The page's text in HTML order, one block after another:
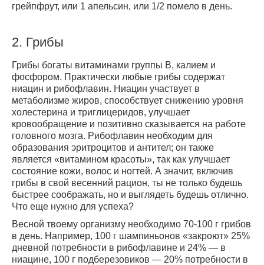
грейпфрут, или 1 апельсин, или 1/2 помело в день.
2. Грибы
Грибы богаты витаминами группы В, калием и
фосфором. Практически любые грибы содержат
ниацин и рибофлавин. Ниацин участвует в
метаболизме жиров, способствует снижению уровня
холестерина и триглицеридов, улучшает
кровообращение и позитивно сказывается на работе
головного мозга. Рибофлавин необходим для
образования эритроцитов и антител; он также
является «витамином красоты», так как улучшает
состояние кожи, волос и ногтей. А значит, включив
грибы в свой весенний рацион, ты не только будешь
быстрее соображать, но и выглядеть будешь отлично.
Что еще нужно для успеха?
Весной твоему организму необходимо 70-100 г грибов
в день. Например, 100 г шампиньонов «закроют» 25%
дневной потребности в рибофлавине и 24% — в
ниацине, 100 г подберезовиков — 20% потребности в